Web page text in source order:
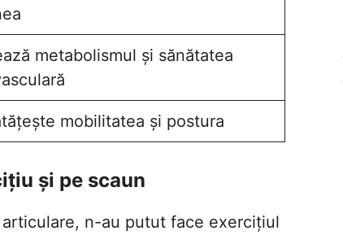
metabolismul și sănătatea
mobilitatea și postura
și pe scaun
n-au putut face exercițiul